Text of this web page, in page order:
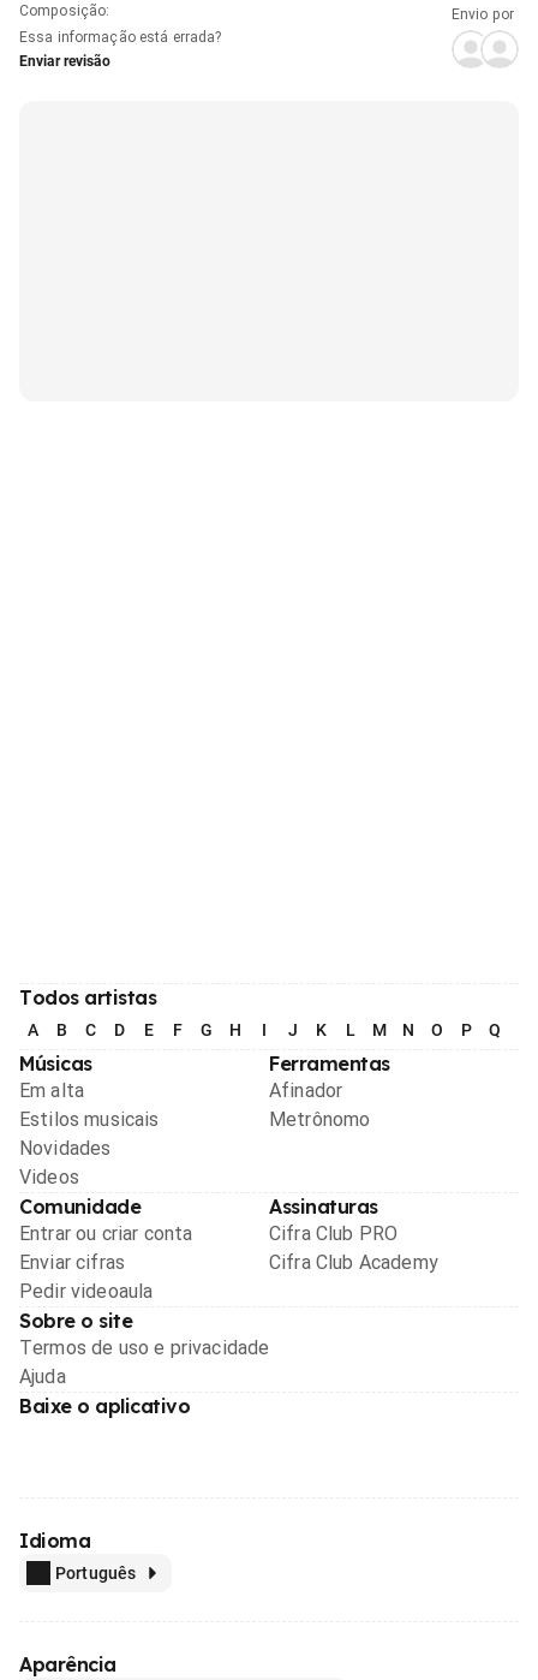
Composição:
Essa informação está errada?
Enviar revisão
Envio por
Todos artistas
A B C D E F G H I J K L M N O P Q
Músicas
Em alta
Estilos musicais
Novidades
Videos
Ferramentas
Afinador
Metrônomo
Comunidade
Entrar ou criar conta
Enviar cifras
Pedir videoaula
Assinaturas
Cifra Club PRO
Cifra Club Academy
Sobre o site
Termos de uso e privacidade
Ajuda
Baixe o aplicativo
Idioma
Português
Aparência